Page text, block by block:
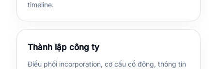
timeline.
Thành lập công ty
Điều phối incorporation, cơ cấu cổ đông, thông tin